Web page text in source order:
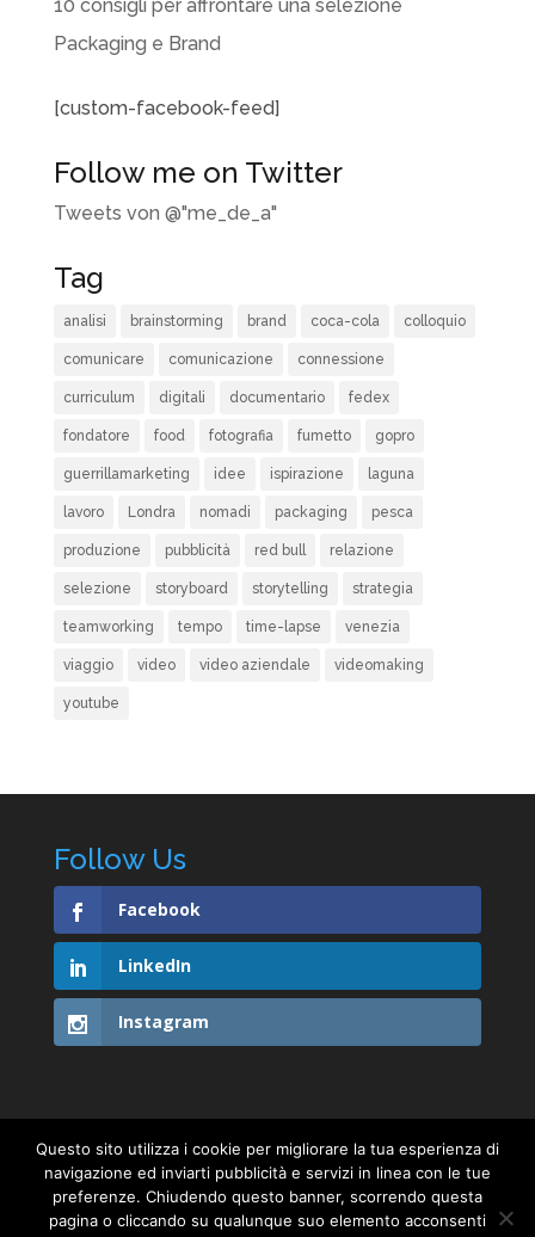
10 consigli per affrontare una selezione
Packaging e Brand
[custom-facebook-feed]
Follow me on Twitter
Tweets von @"me_de_a"
Tag
analisi brainstorming brand coca-cola colloquio
comunicare comunicazione connessione
curriculum digitali documentario fedex
fondatore food fotografia fumetto gopro
guerrillamarketing idee ispirazione laguna
lavoro Londra nomadi packaging pesca
produzione pubblicità red bull relazione
selezione storyboard storytelling strategia
teamworking tempo time-lapse venezia
viaggio video video aziendale videomaking
youtube
Follow Us
Facebook
LinkedIn
Instagram
PRIVACY & COOKIE POLICY
Questo sito utilizza i cookie per migliorare la tua esperienza di
navigazione ed inviarti pubblicità e servizi in linea con le tue
preferenze. Chiudendo questo banner, scorrendo questa
pagina o cliccando su qualunque suo elemento acconsenti